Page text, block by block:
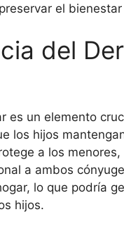
el
del
es un elemento
los hijos
a los
a ambos
lo que podría
hijos.